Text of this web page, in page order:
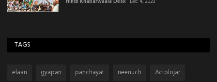
TAGS
elaan gyapan panchayat neenuch
Actolojar